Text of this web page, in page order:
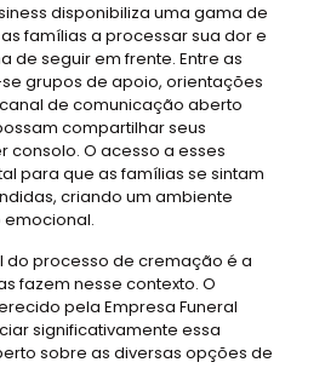
disponibiliza uma gama de
famílias a processar sua dor e
de seguir em frente. Entre as
grupos de apoio, orientações
de comunicação aberto
compartilhar seus
consolo. O acesso a esses
para que as famílias se sintam
criando um ambiente
do processo de cremação é a
fazem nesse contexto. O
pela Empresa Funeral
significativamente essa
sobre as diversas opções de